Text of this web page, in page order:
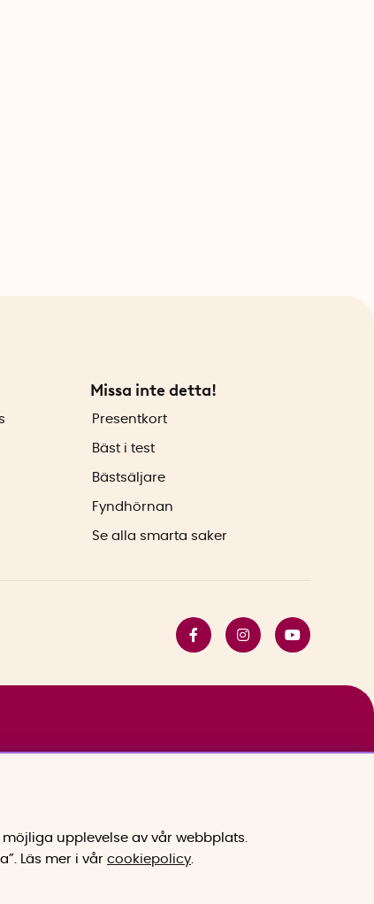
Missa inte detta!
Presentkort
Bäst i test
Bästsäljare
Fyndhörnan
Se alla smarta saker
upplevelse av vår webbplats.
Läs mer i vår cookiepolicy